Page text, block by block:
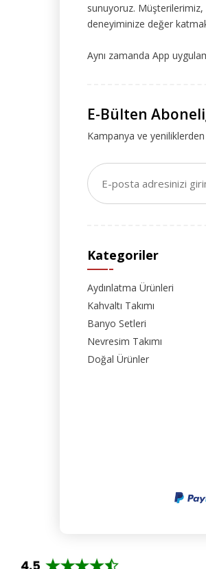
sunuyoruz. Müşterilerimiz,
deneyiminize değer
Aynı zamanda App
E-Bülten
Kampanya ve
Kategoriler
Aydınlatma Ürünleri
Kahvaltı Takımı
Banyo Setleri
Nevresim Takımı
Doğal Ürünler